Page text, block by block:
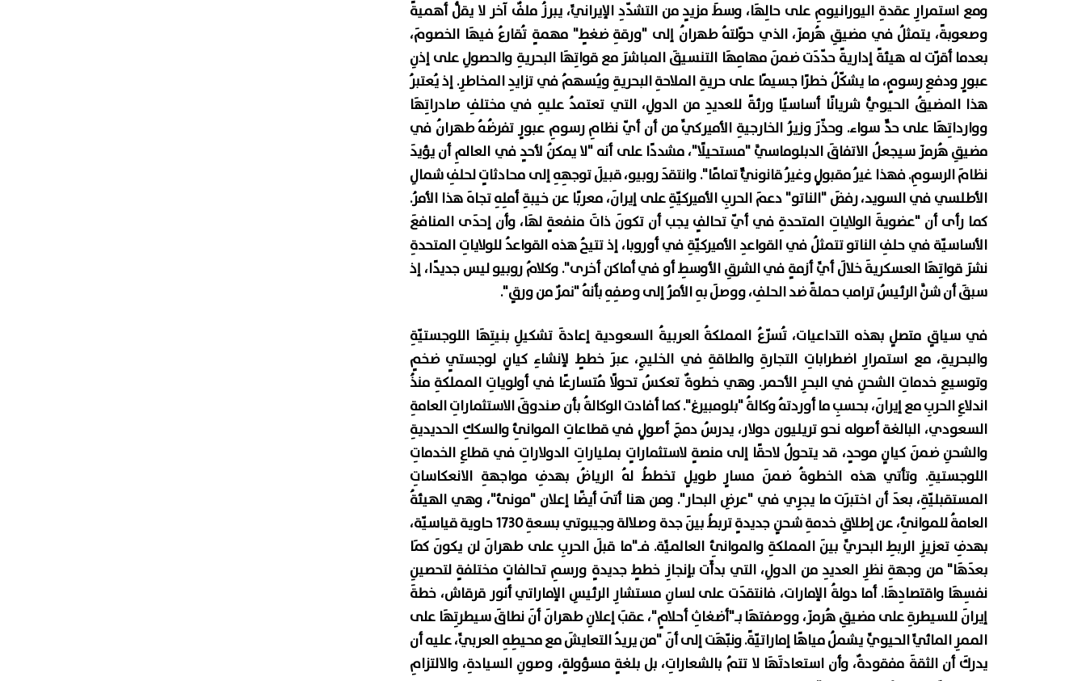
ومع استمرارِ عقدةِ اليورانيومِ على حالِهَا، وسطَ مزيدٍ من التشدّدِ الإيرانيِّ، يبرزُ ملفٌ آخر لا يقلُّ أهميةً
وصعوبةً، يتمثلُ في مضيقِ هُرمزَ، الذي حوّلتهُ طهرانُ إلى "ورقةِ ضغطٍ" مهمةٍ تُقارعُ فيهَا الخصومَ،
بعدما أقرّت له هيئةً إداريةً حدّدَت ضمنَ مهامِهَا التنسيقَ المباشرَ مع قواتِهَا البحريةِ والحصولِ على إذنِ
عبورٍ ودفعِ رسومٍ، ما يشكّلُ خطرًا جسيمًا على حريةِ الملاحةِ البحريةِ ويُسهمُ في تزايدِ المخاطرِ. إذ يُعتبرُ
هذا المضيقُ الحيويُّ شريانًا أساسيًا ورئةً للعديدِ من الدولِ، التي تعتمدُ عليهِ في مختلفِ صادراتِهَا
ووارداتِهَا على حدٍّ سواء. وحذّرَ وزيرُ الخارجيةِ الأميركيِّ من أن أيّ نظامِ رسومِ عبورٍ تفرضُهُ طهرانُ في
مضيقِ هُرمزَ سيجعلُ الاتفاقَ الدبلوماسيَّ "مستحيلًا"، مشددًا على أنه "لا يمكنُ لأحدٍ في العالمِ أن يؤيدَ
نظامَ الرسومِ. فهذا غيرُ مقبولٍ وغيرُ قانونيٍّ تمامًا". وانتقدَ روبيو، قبيلَ توجهِهِ إلى محادثاتٍ لحلفِ شمالِ
الأطلسي في السويد، رفضَ "الناتو" دعمَ الحربِ الأميركيّةِ على إيرانَ، معربًا عن خيبةِ أملِهِ تجاهَ هذا الأمرُ.
كما رأى أن "عضويةَ الولاياتِ المتحدةِ في أيّ تحالفٍ يجب أن تكونَ ذاتَ منفعةٍ لهَا، وأن إحدَى المنافعَ
الأساسيّة في حلفِ الناتو تتمثلُ في القواعدِ الأميركيّةِ في أوروبا، إذ تتيحُ هذه القواعدُ للولاياتِ المتحدةِ
نشرَ قواتِهَا العسكريةَ خلالَ أيِّ أزمةٍ في الشرقِ الأوسطِ أو في أماكن أخرى". وكلامُ روبيو ليس جديدًا، إذ
سبقَ أن شنَّ الرئيسُ ترامب حملةً ضد الحلفِ، ووصلَ بهِ الأمرُ إلى وصفِهِ بأنهُ "نمرٌ من ورقٍ".
في سياقٍ متصلٍ بهذه التداعيات، تُسرّعُ المملكةُ العربيةُ السعودية إعادةَ تشكيلِ بنيتِهَا اللوجستيّةِ
والبحريةِ، مع استمرارِ اضطراباتِ التجارةِ والطاقةِ في الخليجِ، عبرَ خططٍ لإنشاءِ كيانٍ لوجستيٍ ضخمٍ
وتوسيعِ خدماتِ الشحنِ في البحرِ الأحمر. وهي خطوةٌ تعكسُ تحولًا مُتسارعًا في أولوياتِ المملكةِ منذُ
اندلاعِ الحربِ مع إيرانَ، بحسبِ ما أوردتهُ وكالةُ "بلومبيرغ". كما أفادت الوكالةُ بأن صندوقَ الاستثماراتِ العامةِ
السعودي، البالغة أصوله نحو تريليون دولار، يدرسُ دمجَ أصولٍ في قطاعاتِ الموانئِ والسككِ الحديديةِ
والشحنِ ضمنَ كيانٍ موحدٍ، قد يتحولُ لاحقًا إلى منصةٍ لاستثماراتٍ بملياراتِ الدولاراتِ في قطاعِ الخدماتِ
اللوجستيةِ. وتأتي هذه الخطوةُ ضمنَ مسارٍ طويلٍ تخططُ لهُ الرياضُ بهدفِ مواجهةِ الانعكاساتِ
المستقبليّةِ، بعدَ أن اختبرَت ما يجرِي في "عرضِ البحار". ومن هنا أتَى أيضًا إعلان "مونئ"، وهي الهيئةُ
العامةُ للموانئِ، عن إطلاقِ خدمةِ شحنٍ جديدةٍ تربطُ بينَ جدة وصلالة وجيبوتي بسعةِ 1730 حاوية قياسيّة،
بهدفِ تعزيزِ الربطِ البحريِّ بينَ المملكةِ والموانئِ العالميِّة. فـ"ما قبلَ الحربِ على طهرانَ لن يكونَ كمَا
بعدَهَا" من وجهةِ نظرِ العديدِ من الدولِ، التي بدأَت بإنجازِ خططٍ جديدةٍ ورسمِ تحالفاتٍ مختلفةٍ لتحصينِ
نفسِهَا واقتصادِهَا. أما دولةُ الإمارات، فانتقدَت على لسانِ مستشارِ الرئيسِ الإماراتي أنور قرقاش، خطةَ
إيرانَ للسيطرةِ على مضيقِ هُرمزَ، ووصفتهَا بـ"أضغاثِ أحلامٍ"، عقبَ إعلانِ طهرانَ أنَ نطاقَ سيطرتِهَا على
الممرِ المائيِّ الحيويِّ يشملُ مياهًا إماراتيّةً. ونبّهَت إلى أنَ "من يريدُ التعايشَ مع محيطِهِ العربيِّ، عليه أن
يدركَ أن الثقةَ مفقودةٌ، وأن استعادتَهَا لا تتمُ بالشعاراتِ، بل بلغةٍ مسؤولةٍ، وصونِ السيادةِ، والالتزامِ